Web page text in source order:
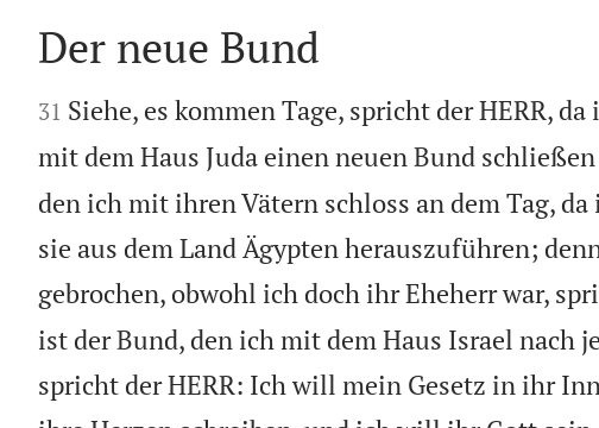

Der neue Bund

31 Siehe, es kommen Tage, spricht der HERR,
mit dem Haus Juda einen neuen Bund
den ich mit ihren Vätern schloss an dem Tag,
sie aus dem Land Ägypten herauszuführen;
gebrochen, obwohl ich doch ihr Eheherr war,
ist der Bund, den ich mit dem Haus Israel nach
spricht der HERR: Ich will mein Gesetz in ihr